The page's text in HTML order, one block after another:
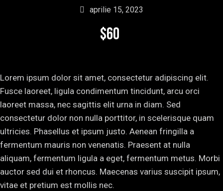
aprilie 15, 2023
$60
Lorem ipsum dolor sit amet, consectetur adipiscing elit.
Fusce laoreet, ligula condimentum tincidunt, arcu orci
laoreet massa, nec sagittis elit urna in diam. Sed
consectetur dolor non nulla porttitor, in scelerisque quam
ultricies. Phasellus et ipsum justo. Aenean fringilla a
fermentum mauris non venenatis. Praesent at nulla
aliquam, fermentum ligula a eget, fermentum metus. Morbi
auctor sed dui et rhoncus. Maecenas varius suscipit ipsum,
vitae et pretium est mollis nec.